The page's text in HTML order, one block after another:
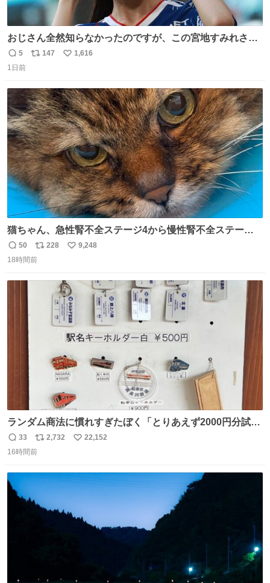
おじさん全然知らなかったのですが、この宮地すみれさん
（日向坂46）はマリサポだったのですね。 カメラ目線でに
っこりしていただいたので撮影したものの、全然誰だか知
ます！！
返
信
5
リ
ト
数
147
い
数
1,616
1日前
猫ちゃん、急性腎不全ステージ4から慢性腎不全ステージ2
になりました😭点滴も週一で大丈夫になった… このままだ
と2、3日持たないって言われたのが嘘みたい…本当に嬉し
道泣きながら歩いてたら向こうから来た人にすごい顔され
返
信
50
リ
ポ
228
い
数
9,248
18時間前
ランダム商法に慣れすぎたぼく「とりあえず2000円分試し
てみるか…」 駅員さん「どれが欲しいの？」 ぼく「えっ
良いんですか？」 駅員さん「何が…？？」 やっぱランダム
わ！！！！！！！！！！！！！！！！！！！！
返
信
33
リ
ポ
ト
2,732
い
数
22,152
16時間前